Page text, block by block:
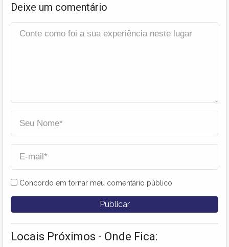
Deixe um comentário
Concordo em tornar meu comentário público
Locais Próximos - Onde Fica: